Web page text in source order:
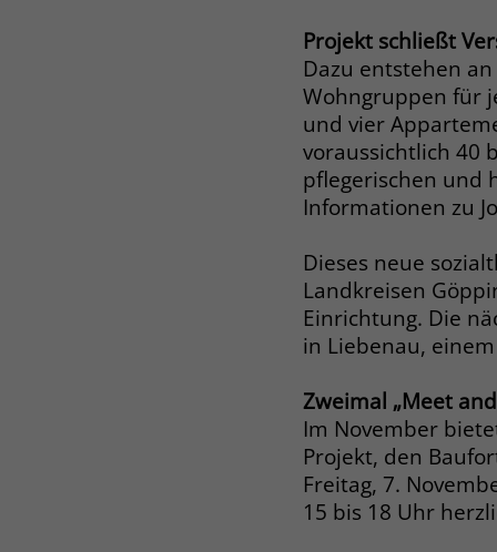
Projekt schließt
Dazu entstehen
Wohngruppen für
und vier
voraussichtlich 40
pflegerischen und
Informationen zu
Dieses neue
Landkreisen
Einrichtung. Die
in Liebenau,
Zweimal „Meet
Im November
Projekt, den
Freitag, 7.
15 bis 18 Uhr